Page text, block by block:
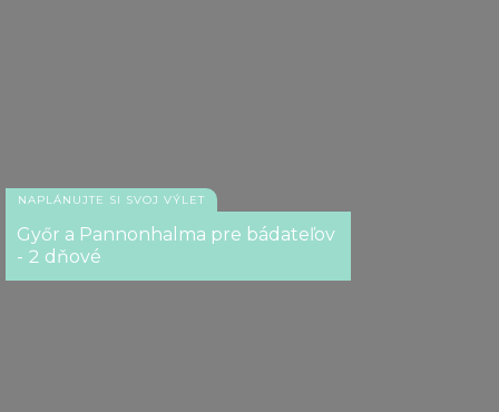
NAPLÁNUJTE SI SVOJ VÝLET
Győr a Pannonhalma pre bádateľov
- 2 dňové